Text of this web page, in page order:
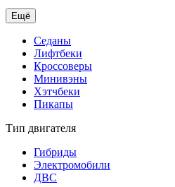
Ещё
Седаны
Лифтбеки
Кроссоверы
Минивэны
Хэтчбеки
Пикапы
Тип двигателя
Гибриды
Электромобили
ДВС